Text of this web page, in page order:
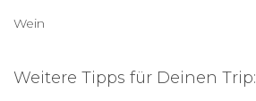
Wein
Weitere Tipps für Deinen Trip: